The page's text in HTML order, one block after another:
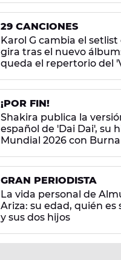
29 CANCIONES
Karol G cambia el setlist
gira tras el nuevo
queda el repertorio del
¡POR FIN!
Shakira publica la
español de 'Dai Dai', su
Mundial 2026 con
GRAN PERIODISTA
La vida personal de
Ariza: su edad, quién es
y sus dos hijos